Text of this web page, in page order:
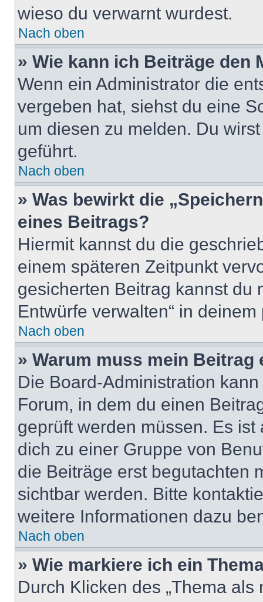
wieso du verwarnt wurdest.
Nach oben
» Wie kann ich Beiträge den
Wenn ein Administrator die
vergeben hat, siehst du eine
um diesen zu melden. Du
geführt.
Nach oben
» Was bewirkt die
eines Beitrags?
Hiermit kannst du die
einem späteren Zeitpunkt
gesicherten Beitrag kannst du
Entwürfe verwalten“ in
Nach oben
» Warum muss mein
Die Board-Administration
Forum, in dem du einen
geprüft werden müssen. Es
dich zu einer Gruppe von
die Beiträge erst begutachten
sichtbar werden. Bitte
weitere Informationen dazu
Nach oben
» Wie markiere ich ein
Durch Klicken des „Thema